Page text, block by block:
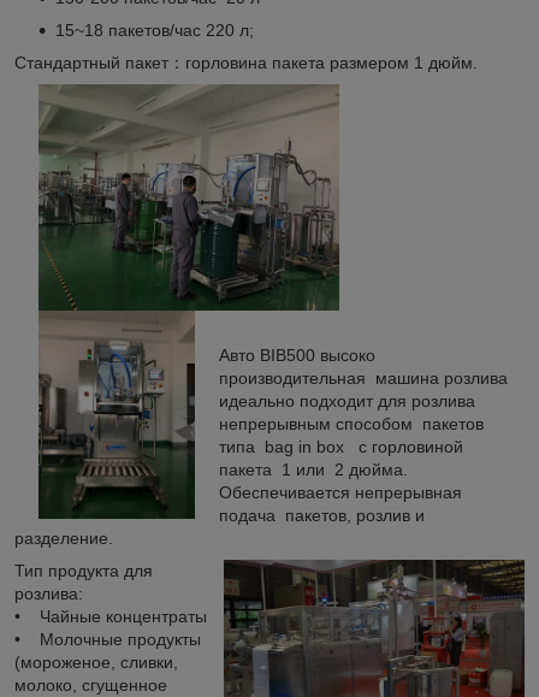
15~18 пакетов/час 220 л;
Стандартный пакет：горловина пакета размером 1 дюйм.
Авто BIB500 высоко
производительная машина розлива
идеально подходит для розлива
непрерывным способом пакетов
типа bag in box c горловиной
пакета 1 или 2 дюйма.
Обеспечивается непрерывная
подача пакетов, розлив и
разделение.
Тип продукта для
розлива:
• Чайные концентраты
• Молочные продукты
(мороженое, сливки,
молоко, сгущенное